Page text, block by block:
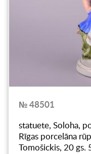
№ 48501
statuete, Soloha,
Rīgas porcelāna
Tomošickis, 20